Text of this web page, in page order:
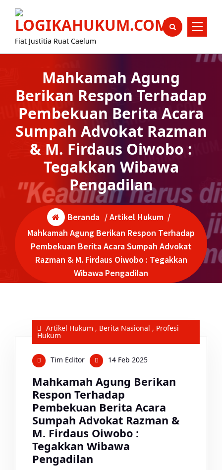
Fiat Justitia Ruat Caelum
Mahkamah Agung
Berikan Respon Terhadap
Pembekuan Berita Acara
Sumpah Advokat Razman
& M. Firdaus Oiwobo :
Tegakkan Wibawa
Pengadilan
Beranda /Artikel Hukum/
Mahkamah Agung Berikan Respon Terhadap
Pembekuan Berita Acara Sumpah Advokat
Razman & M. Firdaus Oiwobo : Tegakkan
Wibawa Pengadilan
Artikel Hukum , Berita Nasional , Profesi
Hukum
Tim Editor 14 Feb 2025
Mahkamah Agung Berikan
Respon Terhadap
Pembekuan Berita Acara
Sumpah Advokat Razman &
M. Firdaus Oiwobo :
Tegakkan Wibawa
Pengadilan